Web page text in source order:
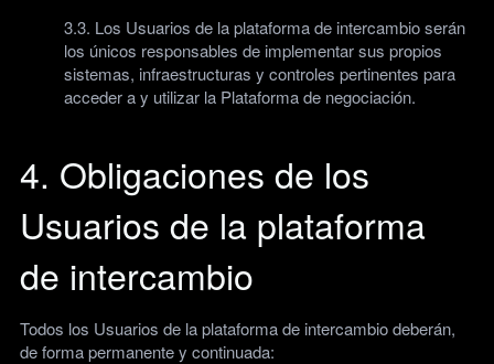
3.3. Los Usuarios de la plataforma de intercambio serán
los únicos responsables de implementar sus propios
sistemas, infraestructuras y controles pertinentes para
acceder a y utilizar la Plataforma de negociación.
4. Obligaciones de los
Usuarios de la plataforma
de intercambio
Todos los Usuarios de la plataforma de intercambio deberán,
de forma permanente y continuada: